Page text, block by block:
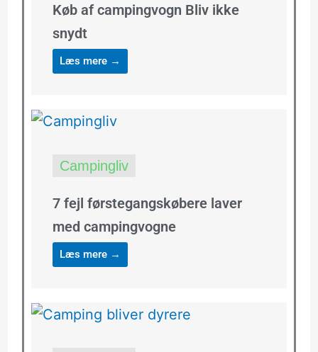
Køb af campingvogn Bliv ikke
snydt
Læs mere →
Campingliv
7 fejl førstegangskøbere laver
med campingvogne
Læs mere →